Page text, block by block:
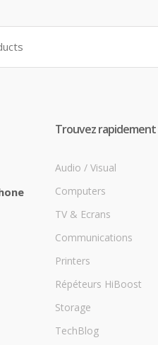
Trouvez rapidement
Audio / Visual
Computers
TV & Ecrans
Communications
Printers
Répéteurs HiBoost
Storage
TechBlog